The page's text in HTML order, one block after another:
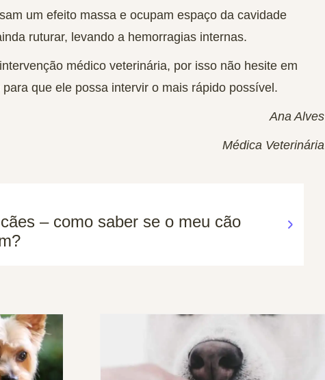
um efeito massa e ocupam espaço da cavidade
ruturar, levando a hemorragias internas.
médico veterinária, por isso não hesite em
que ele possa intervir o mais rápido possível.
Ana Alves
Médica Veterinária
– como saber se o meu cão